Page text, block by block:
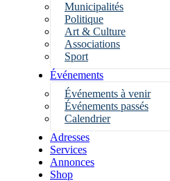
Municipalités
Politique
Art & Culture
Associations
Sport
Événements
Événements à venir
Événements passés
Calendrier
Adresses
Services
Annonces
Shop